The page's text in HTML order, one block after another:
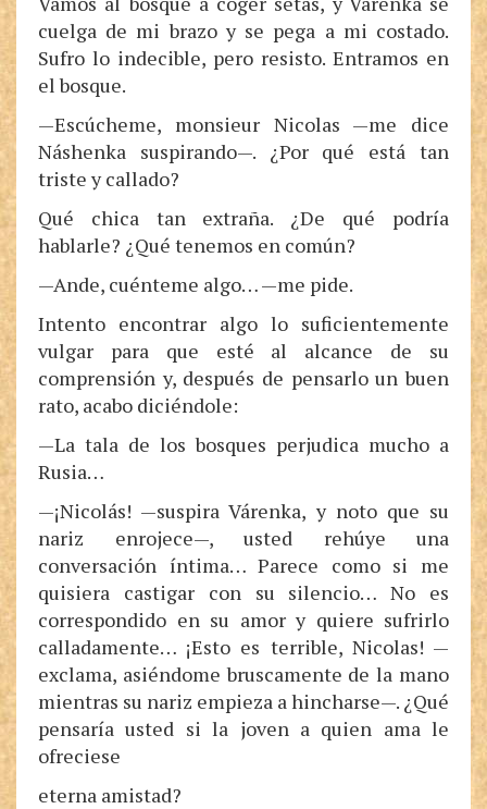
cuelga de mi brazo y se pega a mi costado.
Sufro lo indecible, pero resisto. Entramos en
el bosque.
—Escúcheme, monsieur Nicolas —me dice
Náshenka suspirando—. ¿Por qué está tan
triste y callado?
Qué chica tan extraña. ¿De qué podría
hablarle? ¿Qué tenemos en común?
—Ande, cuénteme algo… —me pide.
Intento encontrar algo lo suficientemente
vulgar para que esté al alcance de su
comprensión y, después de pensarlo un buen
rato, acabo diciéndole:
—La tala de los bosques perjudica mucho a
Rusia…
—¡Nicolás! —suspira Várenka, y noto que su
nariz enrojece—, usted rehúye una
conversación íntima… Parece como si me
quisiera castigar con su silencio… No es
correspondido en su amor y quiere sufrirlo
calladamente… ¡Esto es terrible, Nicolas! —
exclama, asiéndome bruscamente de la mano
mientras su nariz empieza a hincharse—. ¿Qué
pensaría usted si la joven a quien ama le
ofreciese
eterna amistad?